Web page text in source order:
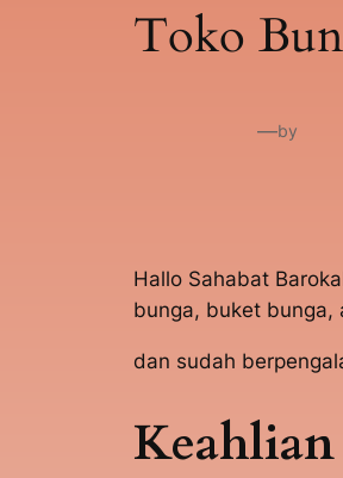
Toko
—by
Hallo Sahabat
bunga, buket bunga,
dan sudah